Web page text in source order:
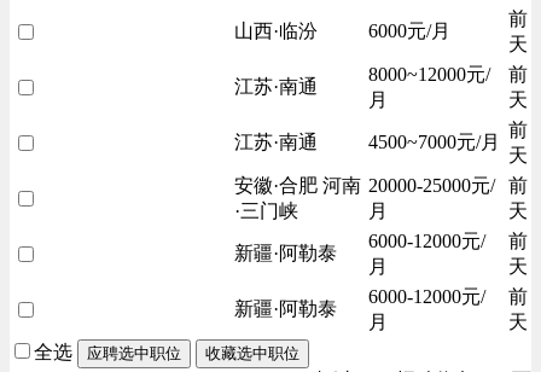
山西·临汾 6000元/月
前
天
江苏·南通
8000~12000元/
月
前
天
江苏·南通 4500~7000元/月
前
天
安徽·合肥 河南
·三门峡
20000-25000元/
月
前
天
新疆·阿勒泰
6000-12000元/
月
前
天
新疆·阿勒泰
6000-12000元/
月
前
天
全选
应聘选中职位 收藏选中职位